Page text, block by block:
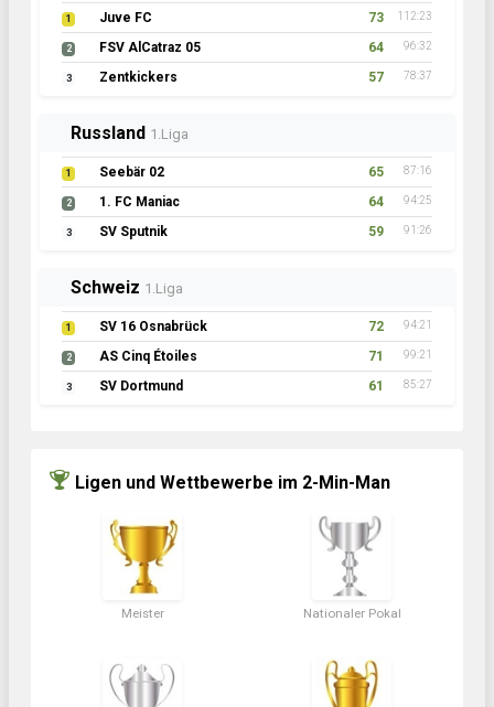
1 Juve FC 73 112:23
2 FSV AlCatraz 05 64 96:32
3 Zentkickers 57 78:37
Russland 1.Liga
1 Seebär 02 65 87:16
2 1. FC Maniac 64 94:25
3 SV Sputnik 59 91:26
Schweiz 1.Liga
1 SV 16 Osnabrück 72 94:21
2 AS Cinq Étoiles 71 99:21
3 SV Dortmund 61 85:27
Ligen und Wettbewerbe im 2-Min-Man
Meister Nationaler Pokal